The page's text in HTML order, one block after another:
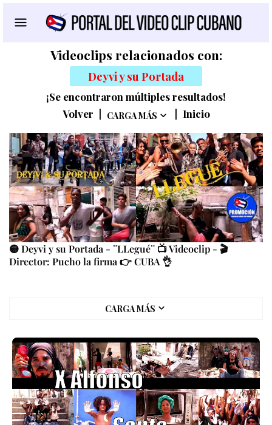
Videoclips relacionados con:
Deyvi y su Portada
¡Se encontraron múltiples resultados!
Volver
CARGA MÁS Inicio
🟡 Deyvi y su Portada - ¨LLegué¨ 📺 Videoclip - 🎬
Director: Pucho la firma 👉 CUBA 👌
CARGA MÁS